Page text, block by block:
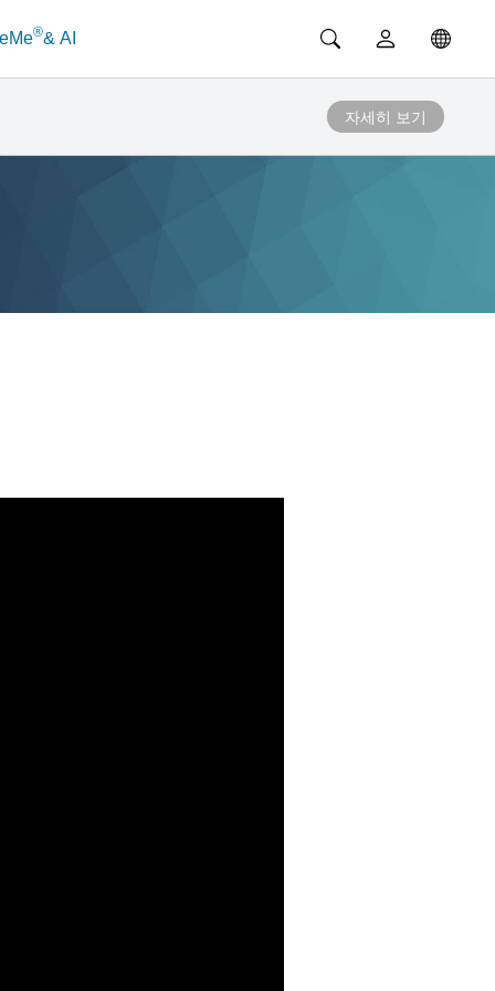
®& AI
자세히 보기